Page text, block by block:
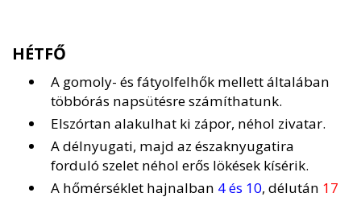
HÉTFŐ
A gomoly- és fátyolfelhők mellett általában
többórás napsütésre számíthatunk.
Elszórtan alakulhat ki zápor, néhol zivatar.
A délnyugati, majd az északnyugatira
forduló szelet néhol erős lökések kísérik.
A hőmérséklet hajnalban 4 és 10, délután 17